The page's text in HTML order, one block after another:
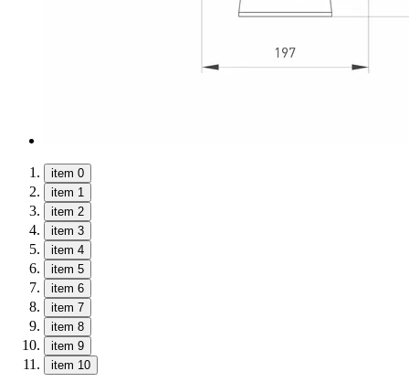
item 0
item 1
item 2
item 3
item 4
item 5
item 6
item 7
item 8
item 9
item 10